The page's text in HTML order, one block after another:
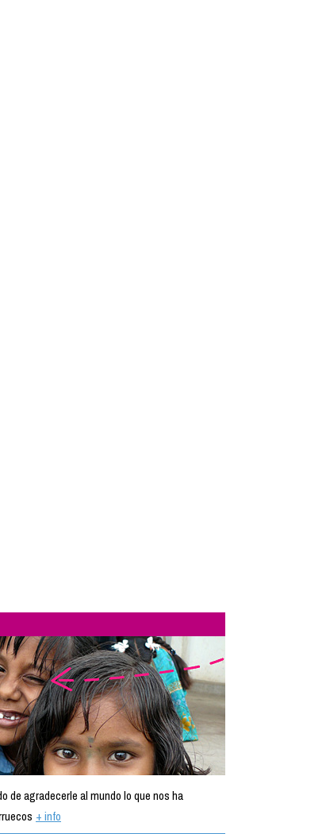
de agradecerle al mundo lo que nos ha
+ info